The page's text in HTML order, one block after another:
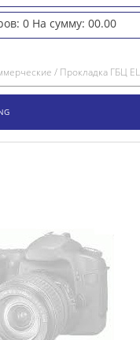
0 На сумму: 00.00
/ Прокладка ГБЦ